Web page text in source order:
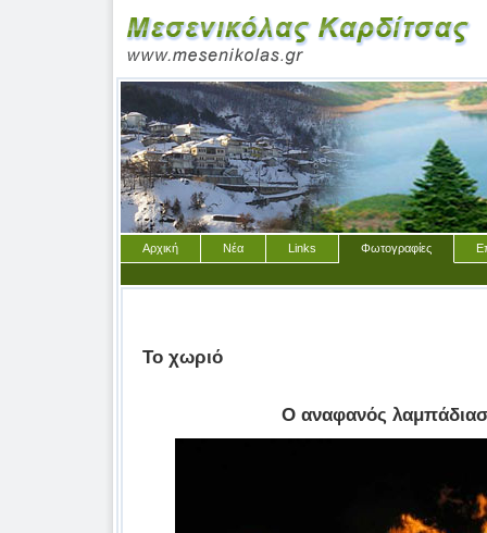
Αρχική Νέα Links Φωτογραφίες
Το χωριό
Ο αναφανός